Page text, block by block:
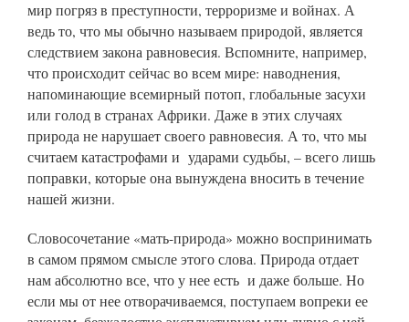
мир погряз в преступности, терроризме и войнах. А
ведь то, что мы обычно называем природой, является
следствием закона равновесия. Вспомните, например,
что происходит сейчас во всем мире: наводнения,
напоминающие всемирный потоп, глобальные засухи
или голод в странах Африки. Даже в этих случаях
природа не нарушает своего равновесия. А то, что мы
считаем катастрофами и ударами судьбы, – всего лишь
поправки, которые она вынуждена вносить в течение
нашей жизни.
Словосочетание «мать-природа» можно воспринимать
в самом прямом смысле этого слова. Природа отдает
нам абсолютно все, что у нее есть и даже больше. Но
если мы от нее отворачиваемся, поступаем вопреки ее